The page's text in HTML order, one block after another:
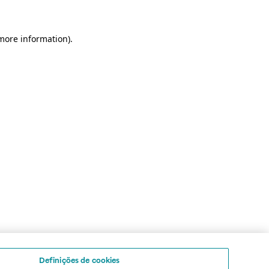
information).
Definições de cookies